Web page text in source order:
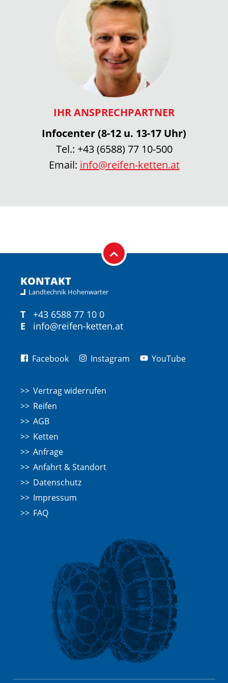
IHR ANSPRECHPARTNER
Infocenter (8-12 u. 13-17 Uhr)
Tel.: +43 (6588) 77 10-500
Email: info@reifen-ketten.at
KONTAKT
Landtechnik Hohenwarter
T
+43 6588 77 10 0
E
info@reifen-ketten.at
Facebook Instagram YouTube
Vertrag widerrufen
Reifen
AGB
Ketten
Anfrage
Anfahrt & Standort
Datenschutz
Impressum
FAQ